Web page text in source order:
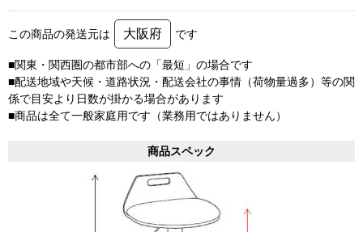
この商品の発送元は 大阪府 です
■関東・関西圏の都市部への「最短」の場合です
■配送地域や天候・道路状況・配送会社の事情（荷物量過多）等の関
係で目安より日数が掛かる場合があります
■商品は全て一般家庭用です（業務用ではありません）
商品スペック